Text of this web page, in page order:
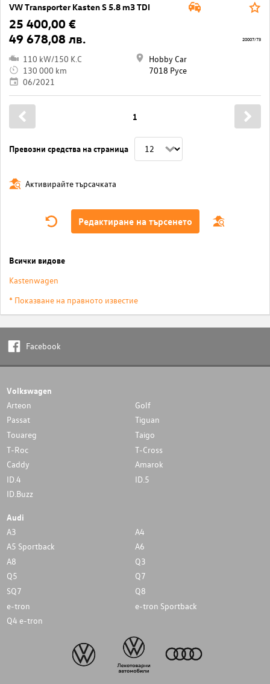
VW Transporter Kasten S 5.8 m3 TDI
25 400,00 €
49 678,08 лв.
110 kW/150 K.C
130 000 km
06/2021
Hobby Car
7018 Русе
20007/73
Превозни средства на страница
1
Активирайте търсачката
Редактиране на търсенето
Всички видове
Kastenwagen
* Показване на правното известие
Facebook
Volkswagen
Arteon
Golf
Passat
Tiguan
Touareg
Taigo
T-Roc
T-Cross
Caddy
Amarok
ID.4
ID.5
ID.Buzz
Audi
A3
A4
A5 Sportback
A6
A8
Q3
Q5
Q7
SQ7
Q8
e-tron
e-tron Sportback
Q4 e-tron